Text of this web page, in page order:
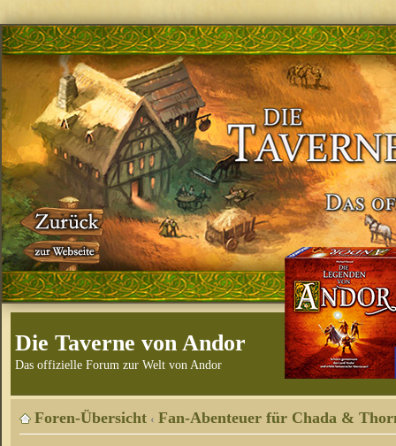
Die Taverne von Andor
Das offizielle Forum zur Welt von Andor
Foren-Übersicht ‹ Fan-Abenteuer für Chada &